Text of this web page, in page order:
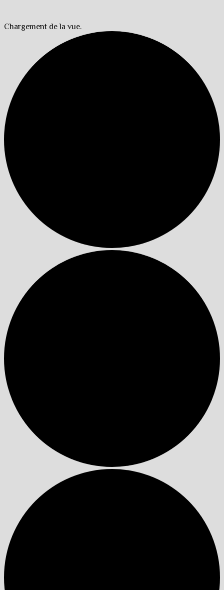
Chargement de la vue.